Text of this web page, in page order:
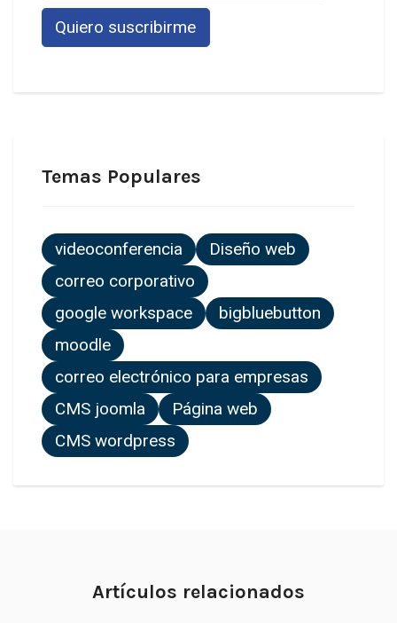
Temas Populares
videoconferencia
Diseño web
correo corporativo
google workspace
bigbluebutton
moodle
correo electrónico para empresas
CMS joomla
Página web
CMS wordpress
Artículos relacionados